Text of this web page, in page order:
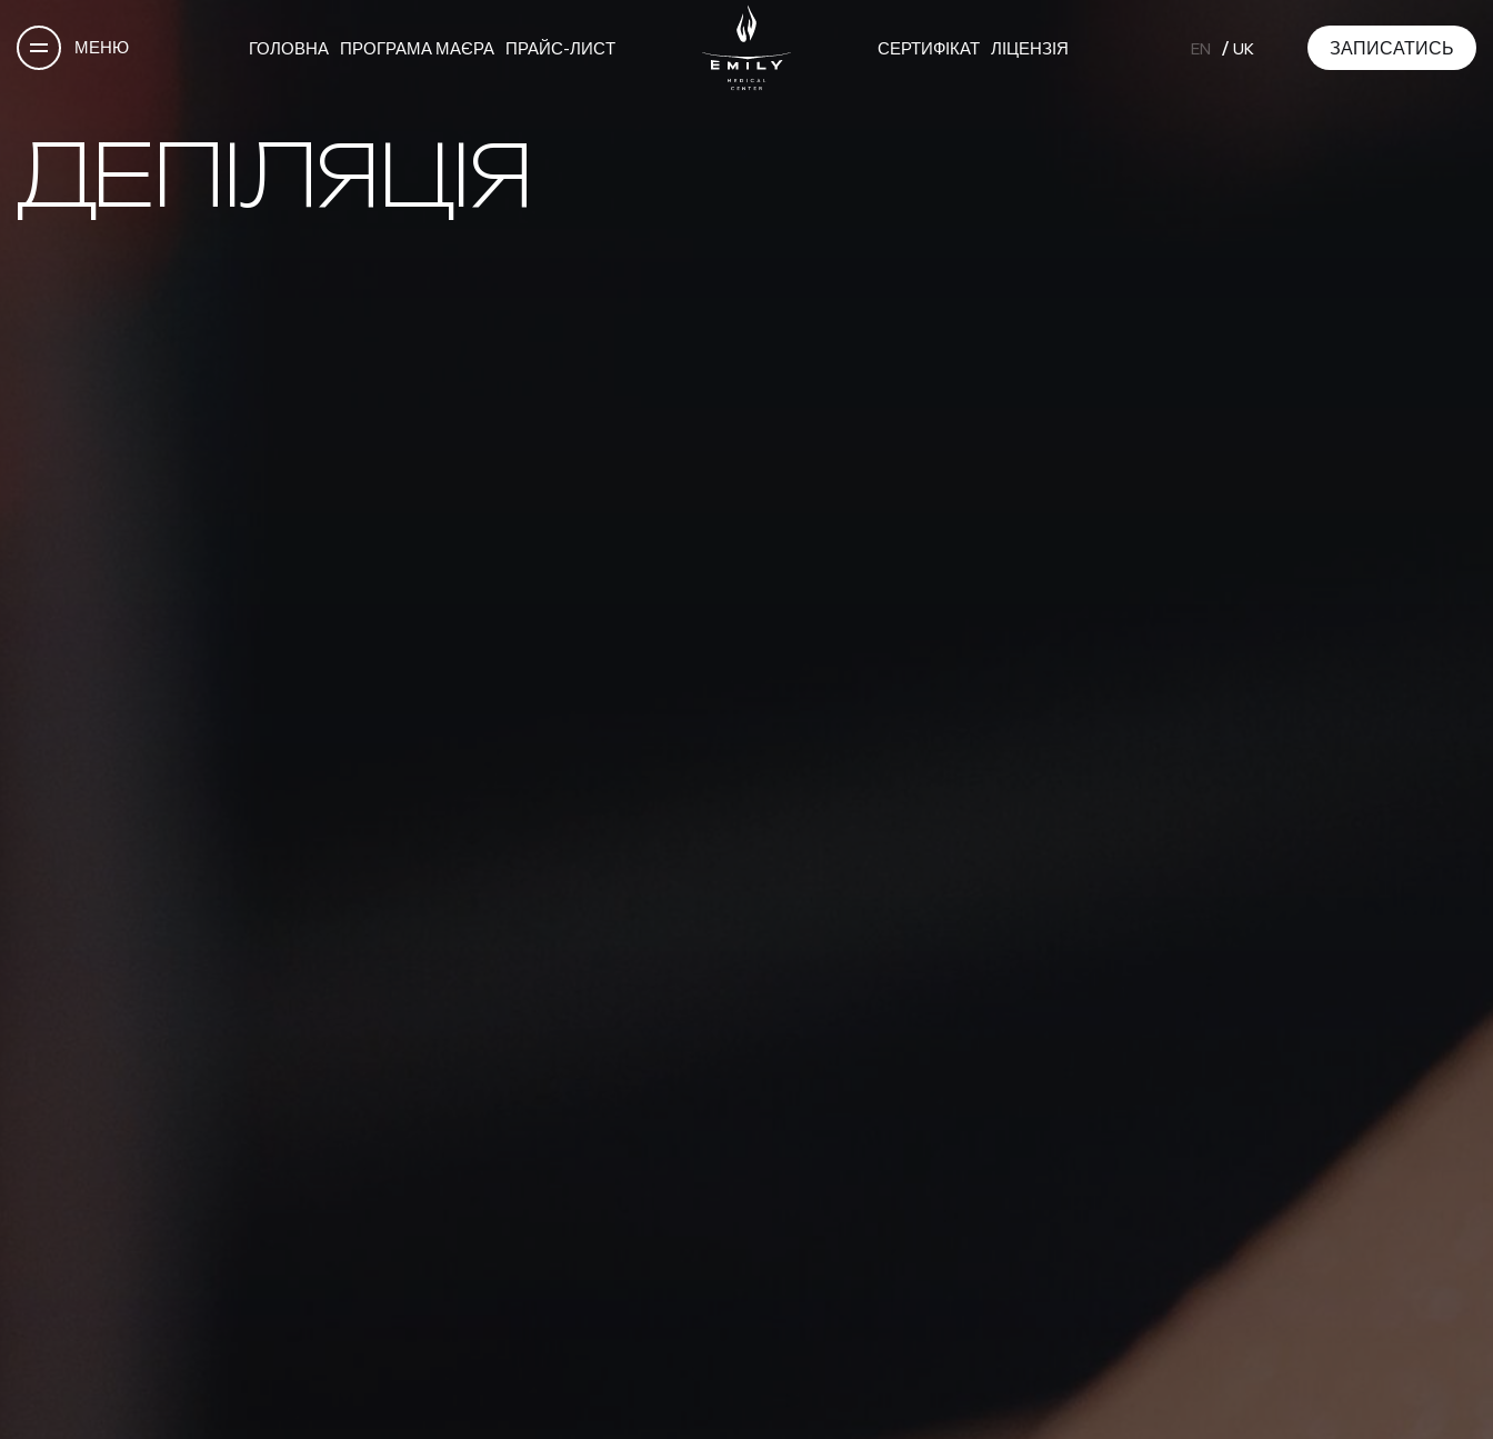
МЕНЮ ГОЛОВНА ПРОГРАМА МАЄРА ПРАЙС-ЛИСТ СЕРТИФІКАТ ЛІЦЕНЗІЯ EN UK ЗАПИСАТИСЬ
ДЕПІЛЯЦІЯ